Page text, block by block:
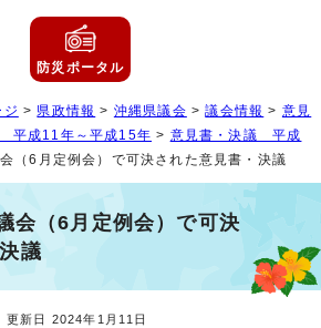
防災ポータル
ジ > 県政情報 > 沖縄県議会 >議会情報 > 意見
平成11年～平成15年 > 意見書・決議 平成
（6月定例会）で可決された意見書・決議
会（6月定例会）で可決
議
新日 2024年1月11日